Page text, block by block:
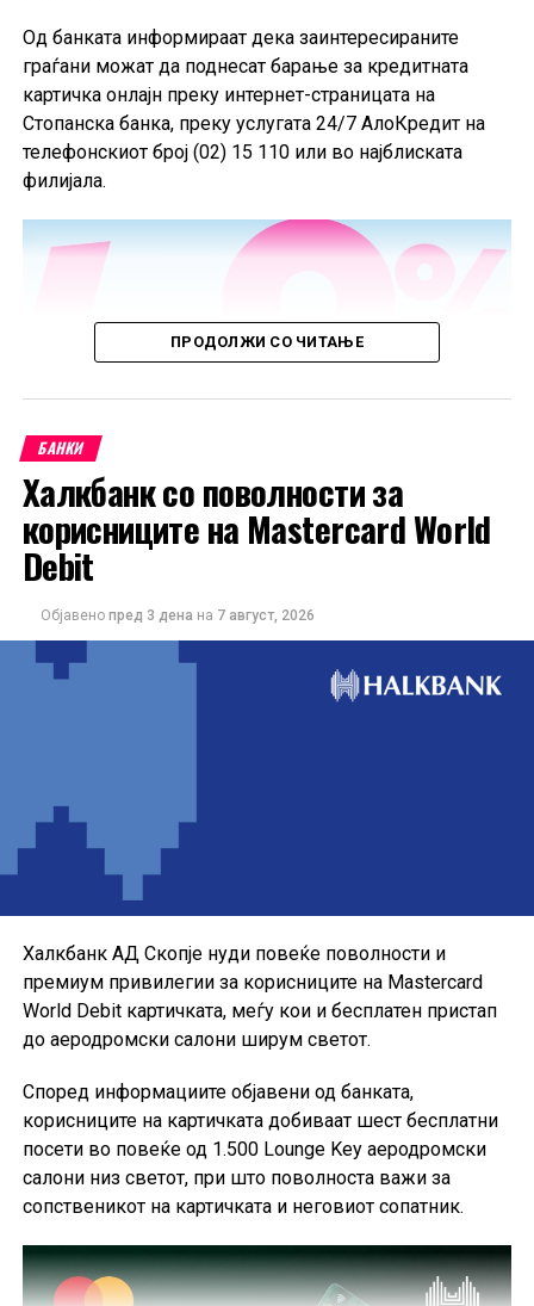
од 2025 година.
Од банката информираат дека заинтересираните
граѓани можат да поднесат барање за кредитната
картичка онлајн преку интернет-страницата на
Стопанска банка, преку услугата 24/7 АлоКредит на
телефонскиот број (02) 15 110 или во најблиската
филијала.
Понудата е наменета за корисниците кои сакаат да ги
користат можностите на кредитната картичка за
своите секојдневни и летни купувања, со промотивна
ПРОДОЛЖИ СО ЧИТАЊЕ
БАНКИ
Халкбанк со поволности за
корисниците на Mastercard World
Debit
Објавено пред 3 дена на 7 август, 2026
Халкбанк АД Скопје нуди повеќе поволности и
премиум привилегии за корисниците на Mastercard
World Debit картичката, меѓу кои и бесплатен пристап
до аеродромски салони ширум светот.
Според информациите објавени од банката,
корисниците на картичката добиваат шест бесплатни
посети во повеќе од 1.500 Lounge Key аеродромски
салони низ светот, при што поволноста важи за
сопственикот на картичката и неговиот сопатник.